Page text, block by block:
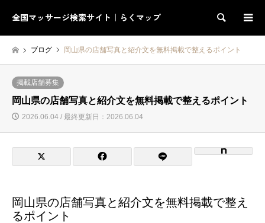
全国マッサージ検索サイト｜らくマップ 検索
ブログ 岡山県の店舗写真と紹介文を無料掲載で整えるポイント
掲載店舗募集
岡山県の店舗写真と紹介文を無料掲載で整えるポイント
2026.06.04 / 最終更新日：2026.06.04
岡山県の店舗写真と紹介文を無料掲載で整え
るポイント